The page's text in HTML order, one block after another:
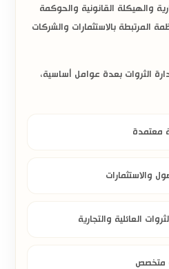
والهيكلة القانونية والحوكمة
المرتبطة بالاستثمارات والشركات
الثروات بعدة عوامل أساسية،
معتمدة
والاستثمارات
العائلية والتجارية
متخصص